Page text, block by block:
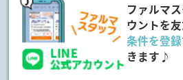
ファルマ
ウントを
条件を登録
きます♪